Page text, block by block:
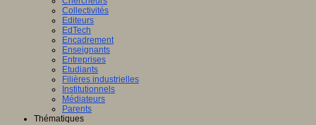
Collectivités
Editeurs
EdTech
Encadrement
Enseignants
Entreprises
Etudiants
Filières industrielles
Institutionnels
Médiateurs
Parents
Thématiques